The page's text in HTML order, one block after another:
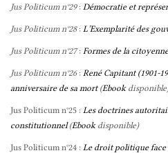
Jus Politicum n°29: Démocratie et
Jus Politicum n°28: L’Exemplarité des
Jus Politicum n°27: Formes de la
Jus Politicum n°26: René Capitant (1901-
anniversaire de sa mort(Ebook
Jus Politicum n°25 : Les doctrines
constitutionnel(Ebookdisponible)
Jus Politicum n°24 : Le droit politique face